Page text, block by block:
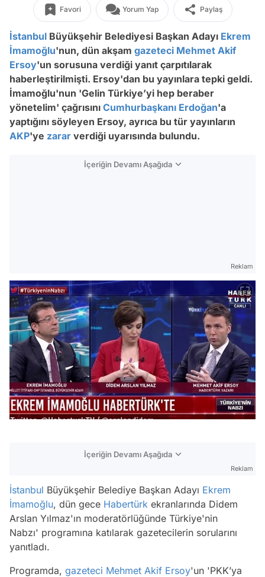
Favori Yorum Yap Paylaş
İstanbul Büyükşehir Belediyesi Başkan Adayı Ekrem
İmamoğlu'nun, dün akşam gazeteci Mehmet Akif
Ersoy'un sorusuna verdiği yanıt çarpıtılarak
haberleştirilmişti. Ersoy'dan bu yayınlara tepki geldi.
İmamoğlu'nun 'Gelin Türkiye’yi hep beraber
yönetelim' çağrısını Cumhurbaşkanı Erdoğan'a
yaptığını söyleyen Ersoy, ayrıca bu tür yayınların
AKP'ye zarar verdiği uyarısında bulundu.
İçeriğin Devamı Aşağıda
Reklam
İçeriğin Devamı Aşağıda
Reklam
İstanbul Büyükşehir Belediye Başkan Adayı Ekrem
İmamoğlu, dün gece Habertürk ekranlarında Didem
Arslan Yılmaz'ın moderatörlüğünde Türkiye'nin
Nabzı' programına katılarak gazetecilerin sorularını
yanıtladı.
Programda, gazeteci Mehmet Akif Ersoy'un 'PKK’ya